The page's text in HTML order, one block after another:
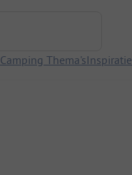
Camping Thema'sInspiratie